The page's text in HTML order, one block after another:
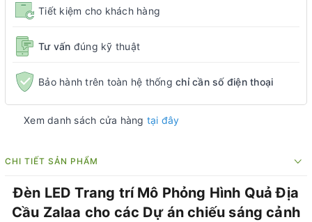
Tiết kiệm cho khách hàng
Tư vấn đúng kỹ thuật
Bảo hành trên toàn hệ thống chỉ cần số điện thoại
Xem danh sách cửa hàng tại đây
CHI TIẾT SẢN PHẨM
Đèn LED Trang trí Mô Phỏng Hình Quả Địa
Cầu Zalaa cho các Dự án chiếu sáng cảnh